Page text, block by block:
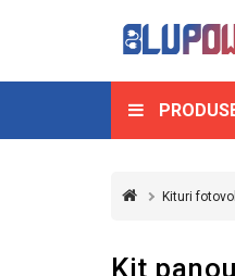
Kituri
Kit